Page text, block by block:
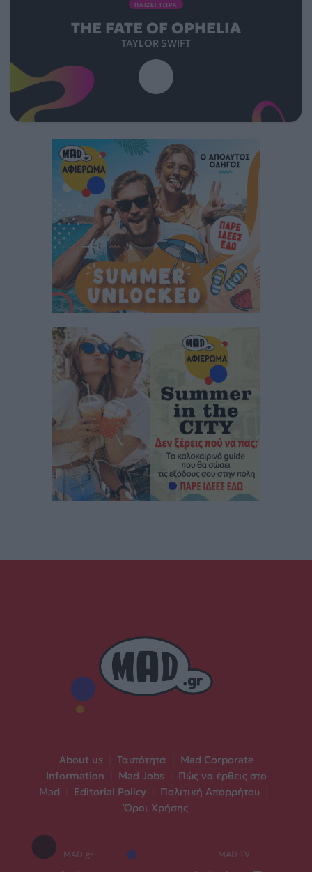
ΠΑΙΖΕΙ ΤΩΡΑ
THE FATE OF OPHELIA
TAYLOR SWIFT
About us Ταυτότητα
Mad Corporate
Information
Mad Jobs
Πώς να έρθεις στο
Mad
Editorial Policy Πολιτική Απορρήτου
Όροι Χρήσης
MAD.gr MAD TV